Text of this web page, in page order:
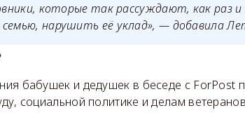
которые так рассуждают, как раз
нарушить её уклад», — добавила
бабушек и дедушек в беседе с ForPost
социальной политике и делам